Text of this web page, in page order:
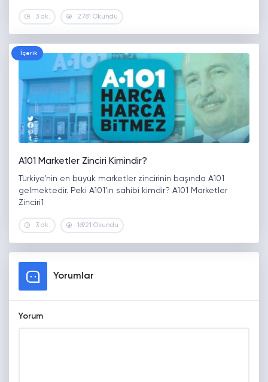
3 dk. 2781 Okundu
İçerik
A101 Marketler Zinciri Kimindir?
Türkiye’nin en büyük marketler zincirinin başında A101
gelmektedir. Peki A101’in sahibi kimdir? A101 Marketler
Zinciri1
3 dk. 16921 Okundu
Yorumlar
Yorum